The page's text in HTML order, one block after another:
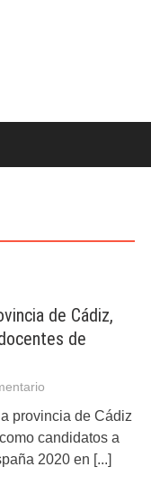
de Cádiz,
de
provincia de Cádiz
candidatos a
2020 en [...]